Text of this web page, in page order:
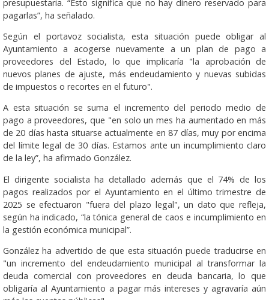
presupuestaria. “Esto significa que no hay dinero reservado para
pagarlas”, ha señalado.
Según el portavoz socialista, esta situación puede obligar al
Ayuntamiento a acogerse nuevamente a un plan de pago a
proveedores del Estado, lo que implicaría "la aprobación de
nuevos planes de ajuste, más endeudamiento y nuevas subidas
de impuestos o recortes en el futuro".
A esta situación se suma el incremento del periodo medio de
pago a proveedores, que "en solo un mes ha aumentado en más
de 20 días hasta situarse actualmente en 87 días, muy por encima
del límite legal de 30 días. Estamos ante un incumplimiento claro
de la ley”, ha afirmado González.
El dirigente socialista ha detallado además que el 74% de los
pagos realizados por el Ayuntamiento en el último trimestre de
2025 se efectuaron "fuera del plazo legal", un dato que refleja,
según ha indicado, “la tónica general de caos e incumplimiento en
la gestión económica municipal”.
González ha advertido de que esta situación puede traducirse en
"un incremento del endeudamiento municipal al transformar la
deuda comercial con proveedores en deuda bancaria, lo que
obligaría al Ayuntamiento a pagar más intereses y agravaría aún